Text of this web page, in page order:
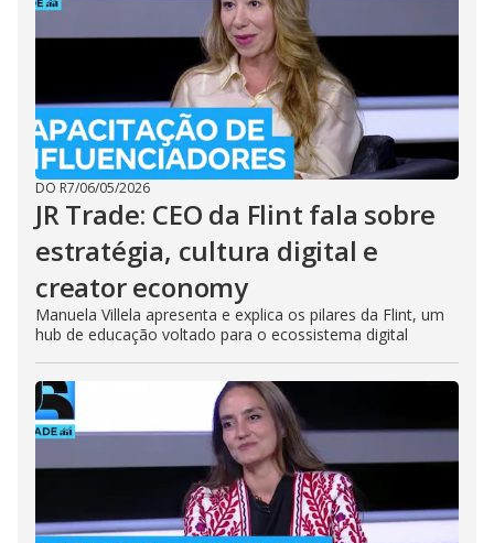
DO R7/06/05/2026
JR Trade: CEO da Flint fala sobre
estratégia, cultura digital e
creator economy
Manuela Villela apresenta e explica os pilares da Flint, um
hub de educação voltado para o ecossistema digital